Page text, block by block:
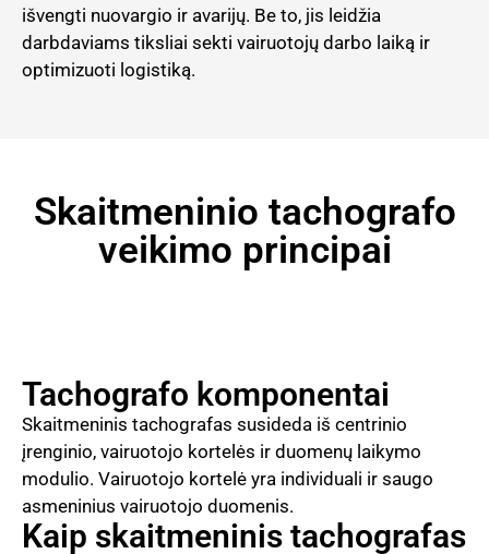
išvengti nuovargio ir avarijų. Be to, jis leidžia
darbdaviams tiksliai sekti vairuotojų darbo laiką ir
optimizuoti logistiką.
Skaitmeninio tachografo
veikimo principai
Tachografo komponentai
Skaitmeninis tachografas susideda iš centrinio
įrenginio, vairuotojo kortelės ir duomenų laikymo
modulio. Vairuotojo kortelė yra individuali ir saugo
asmeninius vairuotojo duomenis.
Kaip skaitmeninis tachografas